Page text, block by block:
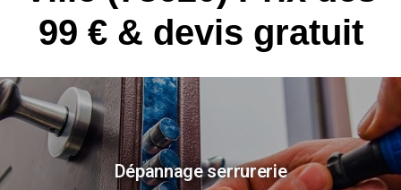
99 € & devis gratuit
Dépannage serrurerie